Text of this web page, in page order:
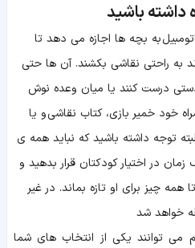
باشید
به بچه ها اجازه می دهد تا
به راحتی نقاشی بکشند. آن ها حتی
درست کنند یا میان وعده نوش
خود خمیر بازی، کتاب نقاشی و یا
توجه داشته باشید که نباید همه ی
در اختیار کودکتان قرار بدهید و
همه چیز برای او تازه بماند. در غیر
خواهد شد
توانند یکی از انتخاب های شما